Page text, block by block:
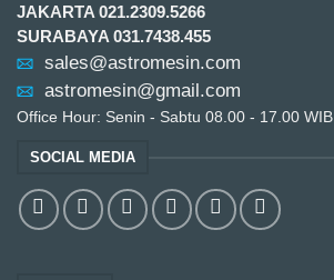
JAKARTA 021.2309.5266
SURABAYA 031.7438.455
sales@astromesin.com
astromesin@gmail.com
Office Hour: Senin - Sabtu 08.00 - 17.00 WIB
SOCIAL MEDIA